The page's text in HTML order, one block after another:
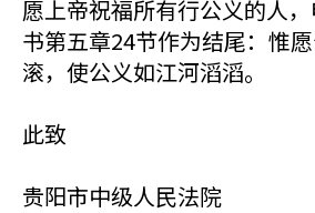
愿上帝祝福所有行公义的人
书第五章24节作为结尾：惟
滚，使公义如江河滔滔。
此致
贵阳市中级人民法院